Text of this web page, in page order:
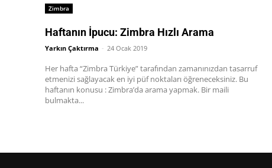
Zimbra
Haftanın İpucu: Zimbra Hızlı Arama
Yarkın Çaktırma - 24 Ocak 2019
Her hafta “Zimbra Türkiye” tarafından zamanınızdan tasarruf
etmenizi sağlayacak en iyi püf noktaları öğreneceksiniz. Bu
haftanın konusu : Zimbra’da arama yapmak. Bir maili
bulmakta...